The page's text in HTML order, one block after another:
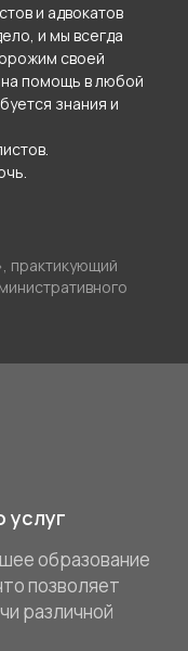
и адвокатов
и мы всегда
своей
на помощь в любой
знания и
практикующий
услуг
образование
позволяет
различной